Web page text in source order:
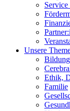
Unsere
Bildung
Ethik,
Familie